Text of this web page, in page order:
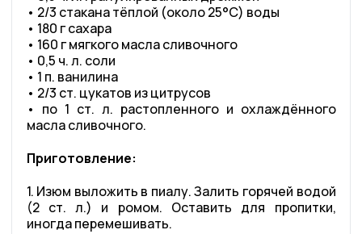
• 2/3 стакана тёплой (около 25°C) воды
• 180 г сахара
• 160 г мягкого масла сливочного
• 0,5 ч. л. соли
• 1 п. ванилина
• 2/3 ст. цукатов из цитрусов
• по 1 ст. л. растопленного и охлаждённого
масла сливочного.
Приготовление:
1. Изюм выложить в пиалу. Залить горячей водой
(2 ст. л.) и ромом. Оставить для пропитки,
иногда перемешивать.